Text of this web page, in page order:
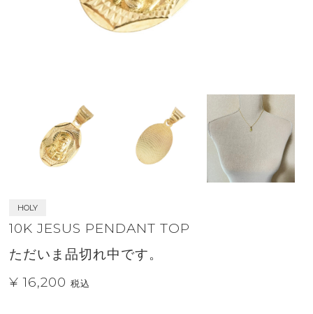
HOLY
10K JESUS PENDANT TOP
ただいま品切れ中です。
¥ 16,200税込